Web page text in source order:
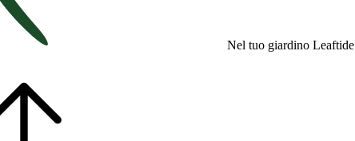
Nel tuo giardino Leaftide